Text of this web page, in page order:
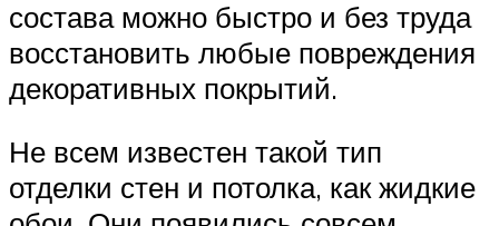
состава можно быстро и без труда
восстановить любые повреждения
декоративных покрытий.
Не всем известен такой тип
отделки стен и потолка, как жидкие